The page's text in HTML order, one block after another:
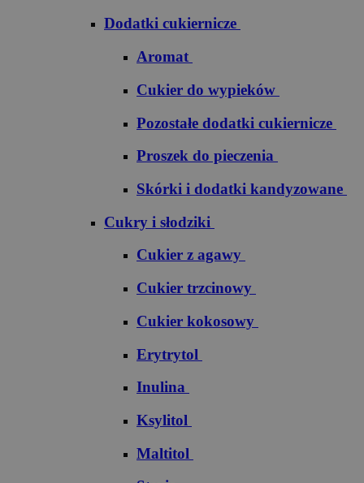
Dodatki cukiernicze
Aromat
Cukier do wypieków
Pozostałe dodatki cukiernicze
Proszek do pieczenia
Skórki i dodatki kandyzowane
Cukry i słodziki
Cukier z agawy
Cukier trzcinowy
Cukier kokosowy
Erytrytol
Inulina
Ksylitol
Maltitol